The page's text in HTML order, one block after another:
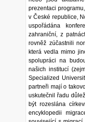
prezentaci
v České republice,
uspořádána
zahraniční, z
rovněž zúčastnili
která vedla mimo
spolupráci na
našich institucí
Specialized
partneři mají o
uskutečnil řadu
být rozeslána
encyklopedii